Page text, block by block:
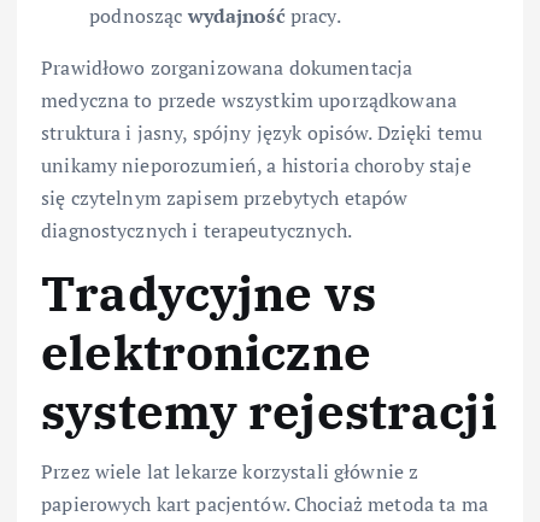
podnoszącwydajność pracy.
Prawidłowo zorganizowana dokumentacja
medyczna to przede wszystkim uporządkowana
struktura i jasny, spójny język opisów. Dzięki temu
unikamy nieporozumień, a historia choroby staje
się czytelnym zapisem przebytych etapów
diagnostycznych i terapeutycznych.
Tradycyjne vs
elektroniczne
systemy rejestracji
Przez wiele lat lekarze korzystali głównie z
papierowych kart pacjentów. Chociaż metoda ta ma